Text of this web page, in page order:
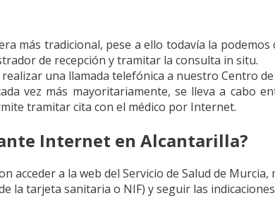
más tradicional, pese a ello todavía la
de recepción y tramitar la consulta in situ.
realizar una llamada telefónica a nuestro Centro
vez más mayoritariamente, se lleva a cabo
tramitar cita con el médico por Internet.
Internet en Alcantarilla?
acceder a la web del Servicio de Salud de
la tarjeta sanitaria o NIF) y seguir las